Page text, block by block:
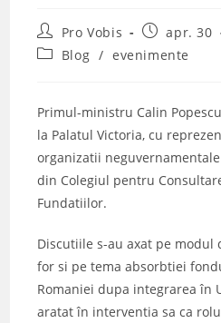
Post
author:
Pro Vobis
Post
published:
apr. 30
PostBlog / evenimente
Primul-ministru Calin
la Palatul Victoria, cu
organizatii
din Colegiul pentru
Fundatiilor.
Discutiile s-au axat pe modul
for si pe tema absorbtiei
Romaniei dupa integrarea în
aratat în interventia sa ca